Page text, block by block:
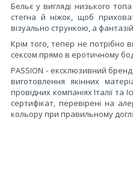
Бельє у вигляді низького
стегна й ніжок, щоб
візуально стрункою, а
Крім того, тепер не потрібно
сексом прямо в еротичному
PASSION - ексклюзивний
виготовлення якінних
провідних компаніях Італії та
сертифікат, перевірені на
кольору при правильному